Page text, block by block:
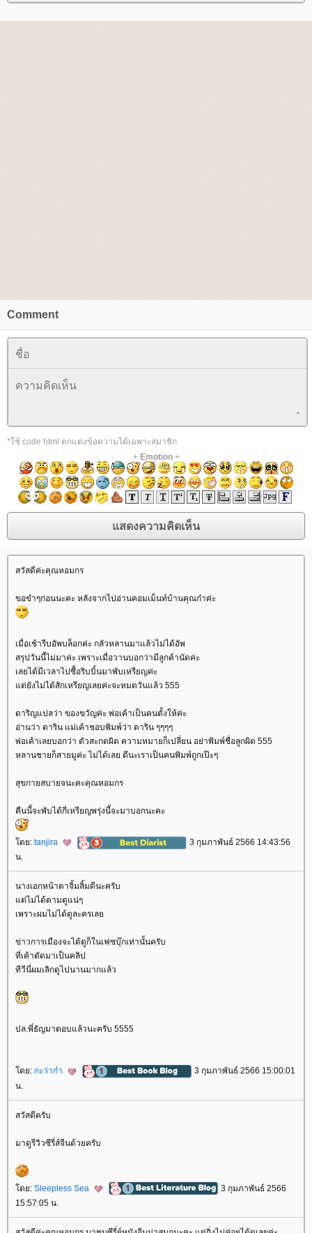
Comment
*ใช้ code html ตกแต่งข้อความได้เฉพาะสมาชิก
+ Emotion+
สวัสดีค่ะคุณหอมกร
ขอขำๆก่อนนะคะ หลังจากไปอ่านคอมเม็นท์บ้านคุณก๋าค่ะ
เมื่อเช้ารีบอัพบล็อกค่ะ กลัวหลานมาแล้วไม่ได้อัพ
สรุปวันนี้ไม่มาค่ะ เพราะเมื่อวานบอกว่ามีลูกค้านัดค่ะ
เลยได้มีเวลาไปซื้อริบบิ้นมาพับเหรียญค่ะ
ต่ยังไม่ได้สักเหรียญเลยค่ะจะหมดวันแล้ว 555
ดาริญแปลว่า ของขวัญค่ะ พ่อเค้าเป็นคนตั้งให้ค่ะ
อ่านว่า ดาริน แม่เค้าชอบพิมพ์ว่า ดาริน ๆๆๆๆ
พ่อเค้าเลยบอกว่า ตัวสะกดผิด ความหมายก็เปลี่ยน อย่าพิมพ์ชื่อลูกผิด 555
หลานชายก็สายมูค่ะ ไม่ได้เลย ดีนะเราเป็นคนพิมพ์ถูกเป๊ะๆ
สุขกายสบายจนะคะคุณหอมกร
คืนนี้จะพับได้กี่เหรียญพรุ่งนี้จะมาบอกนะคะ
ดย: tanjira
3 กุมภาพันธ์ 2566 14:43:56
น.
นางเอกหน้าตาจิ้มลิ้มดีนะครับ
ต่ไม่ได้ตามดูแน่ๆ
เพราะผมไม่ได้ดูละครเล
ข่าวการเมืองจะได้ดูก็ในเฟซบุ๊กเท่านั้นครับ
ที่เค้าตัดมาเป็นคลิป
ทีวีนี่ผมเลิกดูไปนานมากแล้ว
ปล.พี่ธัญมาตอบแล้วนะครับ 5555
ดย: กะว่าก๋า
3 กุมภาพันธ์ 2566 15:00:01
น.
สวัสดีครับ
มาดูรีวิวซีรี่ส์จีนด้วยครับ
ดย: Sleepless Sea
3 กุมภาพันธ์ 2566
15:57:05 น.